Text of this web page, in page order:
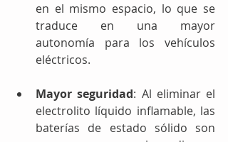
en el mismo espacio, lo que se
traduce en una mayor
autonomía para los vehículos
eléctricos.
Mayor seguridad: Al eliminar el
electrolito líquido inflamable, las
baterías de estado sólido son